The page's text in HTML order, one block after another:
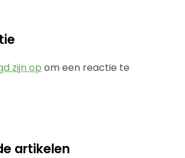
zijn op om een reactie te
artikelen